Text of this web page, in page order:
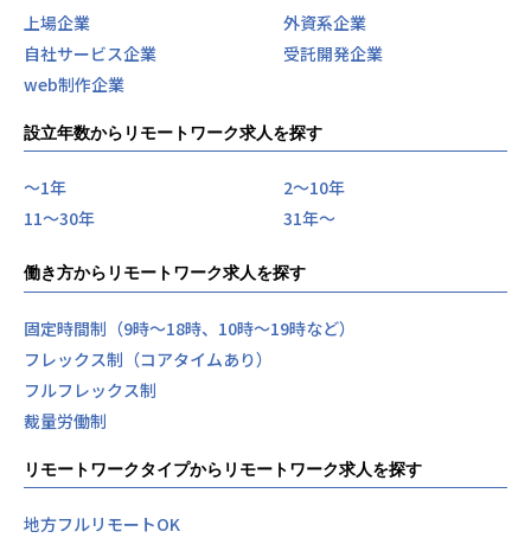
上場企業
外資系企業
自社サービス企業
受託開発企業
web制作企業
設立年数からリモートワーク求人を探す
〜1年
2〜10年
11〜30年
31年〜
働き方からリモートワーク求人を探す
固定時間制（9時～18時、10時～19時など）
フレックス制（コアタイムあり）
フルフレックス制
裁量労働制
リモートワークタイプからリモートワーク求人を探す
地方フルリモートOK